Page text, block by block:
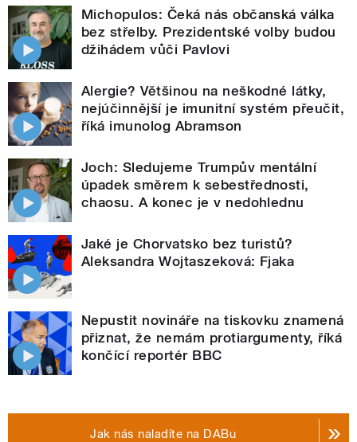
Michopulos: Čeká nás občanská válka
bez střelby. Prezidentské volby budou
džihádem vůči Pavlovi
Alergie? Většinou na neškodné látky,
nejúčinnější je imunitní systém přeučit,
říká imunolog Abramson
Joch: Sledujeme Trumpův mentální
úpadek směrem k sebestřednosti,
chaosu. A konec je v nedohlednu
Jaké je Chorvatsko bez turistů?
Aleksandra Wojtaszeková: Fjaka
Nepustit novináře na tiskovku znamená
přiznat, že nemám protiargumenty, říká
končící reportér BBC
Jak nás naladíte na DABu